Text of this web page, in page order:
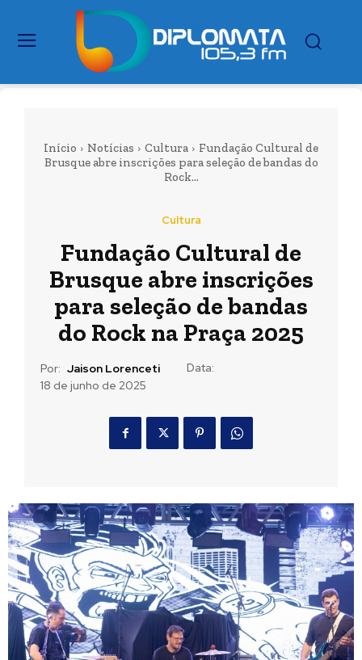
Início Notícias Cultura
Fundação Cultural de
Brusque abre inscrições para seleção de bandas do
Rock...
Cultura
Fundação Cultural de
Brusque abre inscrições
para seleção de bandas
do Rock na Praça 2025
Por: Jaison Lorenceti
Data:
18 de junho de 2025